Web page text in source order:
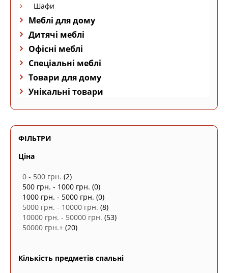
Шафи
Меблі для дому
Дитячі меблі
Офісні меблі
Спеціальні меблі
Товари для дому
Унікальні товари
ФІЛЬТРИ
Ціна
0 - 500 грн. (2)
500 грн. - 1000 грн. (0)
1000 грн. - 5000 грн. (0)
5000 грн. - 10000 грн. (8)
10000 грн. - 50000 грн. (53)
50000 грн.+ (20)
Кількість предметів спальні